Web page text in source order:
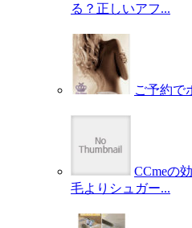
る？正しいアフ...
ご予約で
CCmeの
毛よりシュガー...